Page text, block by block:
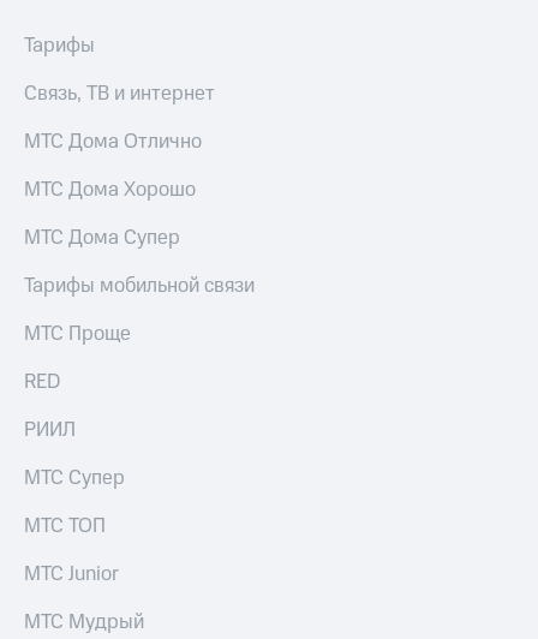
Тарифы
Связь, ТВ и интернет
МТС Дома Отлично
МТС Дома Хорошо
МТС Дома Супер
Тарифы мобильной связи
МТС Проще
RED
РИИЛ
МТС Супер
МТС ТОП
МТС Junior
МТС Мудрый